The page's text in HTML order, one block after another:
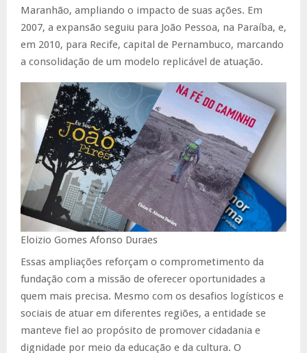
Maranhão, ampliando o impacto de suas ações. Em
2007, a expansão seguiu para João Pessoa, na Paraíba, e,
em 2010, para Recife, capital de Pernambuco, marcando
a consolidação de um modelo replicável de atuação.
Eloizio Gomes Afonso Duraes
Essas ampliações reforçam o comprometimento da
fundação com a missão de oferecer oportunidades a
quem mais precisa. Mesmo com os desafios logísticos e
sociais de atuar em diferentes regiões, a entidade se
manteve fiel ao propósito de promover cidadania e
dignidade por meio da educação e da cultura. O